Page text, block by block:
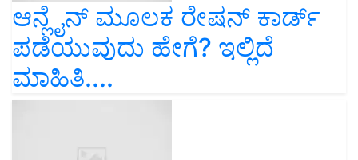
ಆನ್ಲೈನ್ ಮೂಲಕ ರೇಷನ್ ಕಾರ್ಡ್
ಪಡೆಯುವುದು ಹೇಗೆ? ಇಲ್ಲಿದೆ
ಮಾಹಿತಿ....